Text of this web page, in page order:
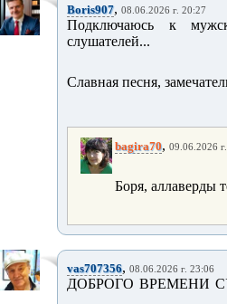
Boris907, 08.06.2026 г. 20:27
Подключаюсь к
слушателей...
Славная песня,
bagira70, 09.06.2026
Боря, аллаверды
vas707356, 08.06.2026 г. 23:06
ДОБРОГО ВРЕМЕНИ